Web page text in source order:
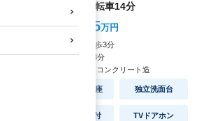
立命館大学BKCまで自転車14分
家賃 5.75～5.85万円
南草津駅 徒歩3分
バス停：南草津駅停徒歩 3分
鉄骨鉄筋コンクリート造
温水洗浄便座 独立洗面台
2口コンロ付 TVドアホン